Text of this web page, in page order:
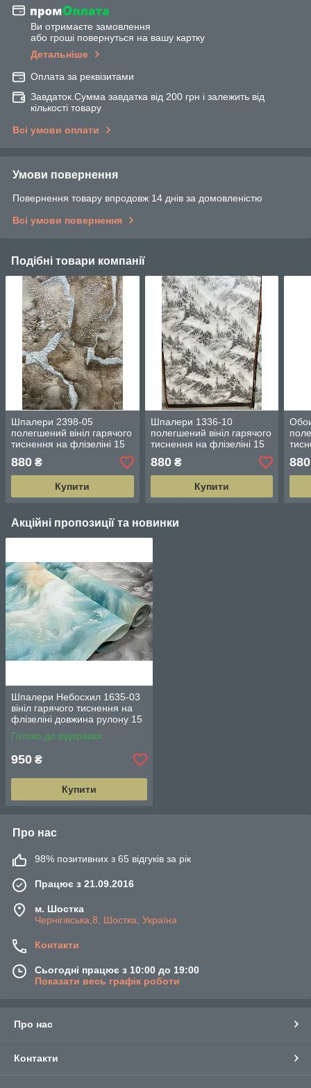
Ви отримаєте замовлення
або гроші повернуться на вашу картку
Детальніше
Оплата за реквізитами
Завдаток.Сумма завдатка від 200 грн і залежить від
кількості товару
Всі умови оплати
Умови повернення
Повернення товару впродовж 14 днів за домовленістю
Всі умови повернення
Подібні товари компанії
Шпалери 2398-05
полегшений вініл гарячого
тиснення на флізеліні 15
м ширина 1.06 м = 5 смуг
по 3 метри
880 ₴
Купити
Шпалери 1336-10
полегшений вініл гарячого
тиснення на флізеліні 15
м ширина 1.06 м = 5 смуг
по 3 метри
880₴
Купити
по
880
Акційні пропозиції та новинки
Шпалери Небосхил 1635-03
вініл гарячого тиснення на
флізеліні довжина рулону 15
м ширина 1.06 м = 5 смуг по
3 м кожна
Готово до відправки
950 ₴
Купити
Про нас
98% позитивних з 65 відгуків за рік
Працює з 21.09.2016
м. Шостка
Чернігівська,8, Шостка, Україна
Контакти
Сьогодні працює з 10:00 до 19:00
Показати весь графік роботи
Про нас
Контакти